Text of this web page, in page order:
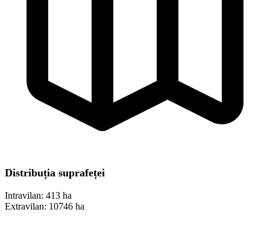
Distribuția suprafeței
Intravilan: 413 ha
Extravilan: 10746 ha